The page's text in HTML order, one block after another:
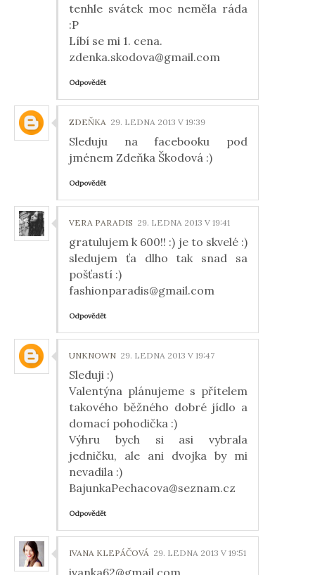
tenhle svátek moc neměla ráda
:P
Líbí se mi 1. cena.
zdenka.skodova@gmail.com
Odpovědět
ZDEŇKA 29. LEDNA 2013 V 19:39
Sleduju na facebooku pod
jménem Zdeňka Škodová :)
Odpovědět
VERA PARADIS 29. LEDNA 2013 V 19:41
gratulujem k 600!! :) je to skvelé :)
sledujem ťa dlho tak snad sa
pošťastí :)
fashionparadis@gmail.com
Odpovědět
UNKNOWN 29. LEDNA 2013 V 19:47
Sleduji :)
Valentýna plánujeme s přítelem
takového běžného dobré jídlo a
domací pohodička :)
Výhru bych si asi vybrala
jedničku, ale ani dvojka by mi
nevadila :)
BajunkaPechacova@seznam.cz
Odpovědět
IVANA KLEPÁČOVÁ 29. LEDNA 2013 V 19:51
ivanka62@gmail.com